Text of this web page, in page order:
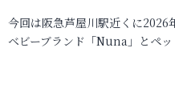
今回は阪急芦屋川駅近くに2026
ベビーブランド「Nuna」とペ